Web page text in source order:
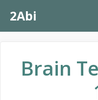
atla2Abi
Brain